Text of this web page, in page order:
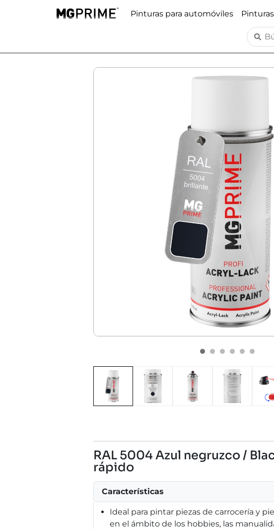
Pinturas para automóviles
RAL 5004 Azul negruzco /
rápido
Características
Ideal para pintar piezas de carrocería y
en el ámbito de los hobbies, las